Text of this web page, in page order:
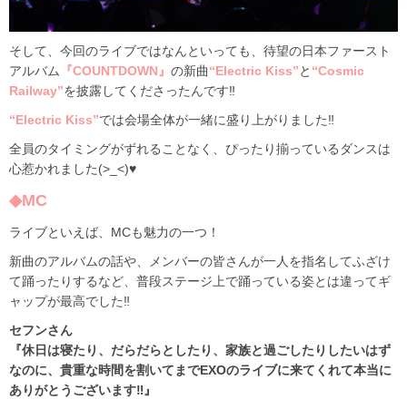
そして、今回のライブではなんといっても、待望の日本ファースト
アルバム
『COUNTDOWN』 の新曲“Electric Kiss”と “Cosmic
Railway”を披露してくださったんです‼
“Electric Kiss”では会場全体が一緒に盛り上がりました‼
全員のタイミングがずれることなく、ぴったり揃っているダンスは
心惹かれました(>_<)♥
◆MC
ライブといえば、MCも魅力の一つ！
新曲のアルバムの話や、メンバーの皆さんが一人を指名してふざけ
て踊ったりするなど、普段ステージ上で踊っている姿とは違ってギ
ャップが最高でした‼
セフンさん
『休日は寝たり、だらだらとしたり、家族と過ごしたりしたいはず
なのに、貴重な時間を割いてまでEXOのライブに来てくれて本当に
ありがとうございます‼』